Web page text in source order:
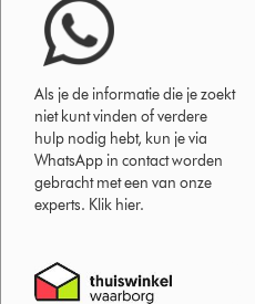
Als je de informatie die je zoekt
niet kunt vinden of verdere
hulp nodig hebt, kun je via
WhatsApp in contact worden
gebracht met een van onze
experts. Klik hier.